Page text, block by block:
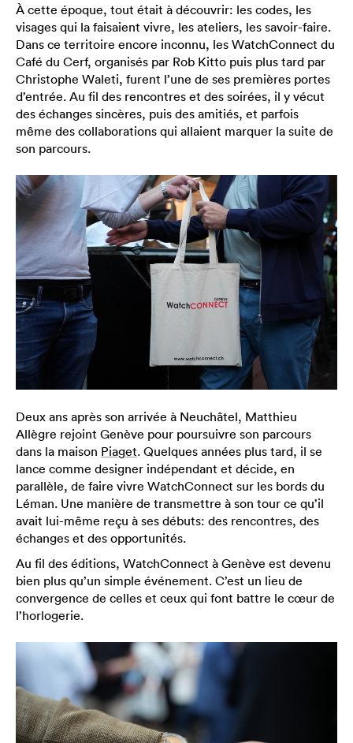
À cette époque, tout était à découvrir: les codes, les
visages qui la faisaient vivre, les ateliers, les savoir-faire.
Dans ce territoire encore inconnu, les WatchConnect du
Café du Cerf, organisés par Rob Kitto puis plus tard par
Christophe Waleti, furent l’une de ses premières portes
d’entrée. Au fil des rencontres et des soirées, il y vécut
des échanges sincères, puis des amitiés, et parfois
même des collaborations qui allaient marquer la suite de
son parcours.
Deux ans après son arrivée à Neuchâtel, Matthieu
Allègre rejoint Genève pour poursuivre son parcours
dans la maison Piaget. Quelques années plus tard, il se
lance comme designer indépendant et décide, en
parallèle, de faire vivre WatchConnect sur les bords du
Léman. Une manière de transmettre à son tour ce qu’il
avait lui-même reçu à ses débuts: des rencontres, des
échanges et des opportunités.
Au fil des éditions, WatchConnect à Genève est devenu
bien plus qu’un simple événement. C’est un lieu de
convergence de celles et ceux qui font battre le cœur de
l’horlogerie.